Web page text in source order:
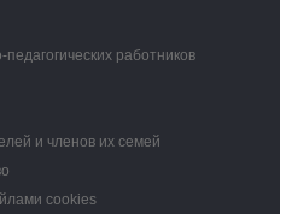
работников
и членов их семей
cookies